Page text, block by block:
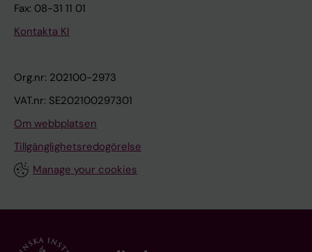
Fax: 08-31 11 01
Kontakta KI
Org.nr: 202100-2973
VAT.nr: SE202100297301
Om webbplatsen
Tillgänglighetsredogörelse
Manage your cookies